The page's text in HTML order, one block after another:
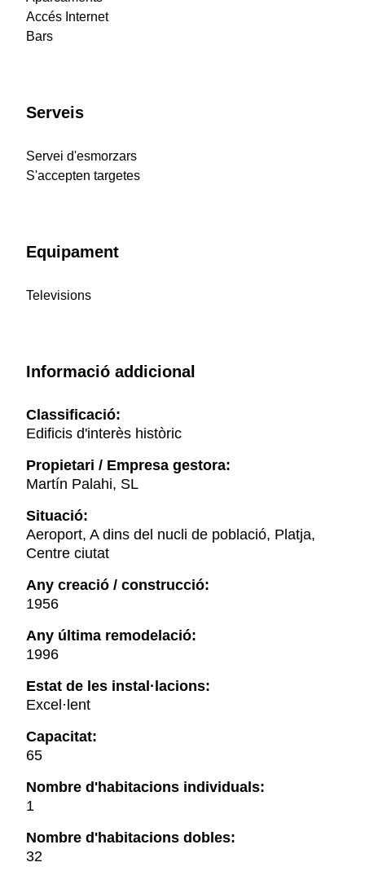
Accés Internet
Bars
Serveis
Servei d'esmorzars
S'accepten targetes
Equipament
Televisions
Informació addicional
Classificació:
Edificis d'interès històric
Propietari / Empresa gestora:
Martín Palahi, SL
Situació:
Aeroport, A dins del nucli de població, Platja,
Centre ciutat
Any creació / construcció:
1956
Any última remodelació:
1996
Estat de les instal·lacions:
Excel·lent
Capacitat:
65
Nombre d'habitacions individuals:
1
Nombre d'habitacions dobles:
32